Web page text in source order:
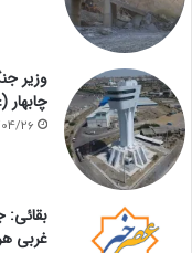
وزیر
26
غربی